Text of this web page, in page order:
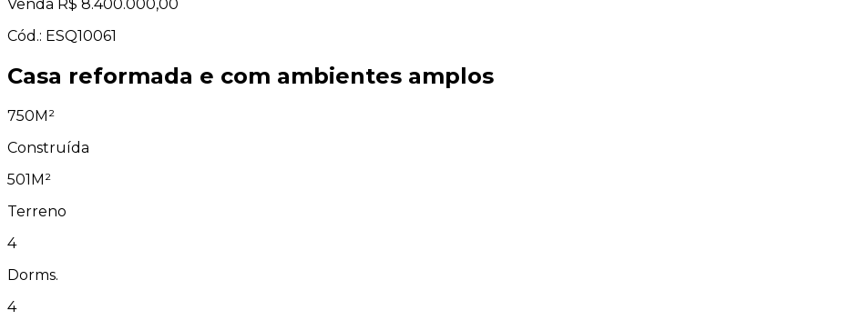
Venda R$ 8.400.000,00
Cód.: ESQ10061
Casa reformada e com ambientes amplos
750M²
Construída
501M²
Terreno
4
Dorms.
4